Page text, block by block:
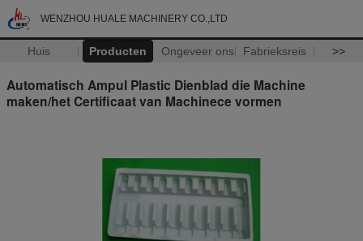
WENZHOU HUALE MACHINERY CO.,LTD
Huis Producten Ongeveer ons Fabrieksreis >>
Automatisch Ampul Plastic Dienblad die Machine
maken/het Certificaat van Machinece vormen